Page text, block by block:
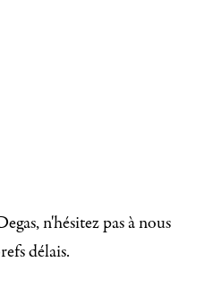
n'hésitez pas à nous
délais.